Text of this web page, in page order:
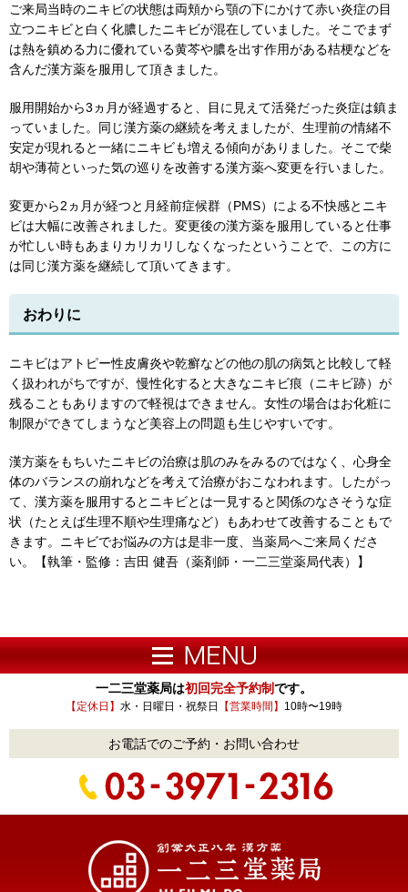
ご来局当時のニキビの状態は両頬から顎の下にかけて赤い炎症の目
立つニキビと白く化膿したニキビが混在していました。そこでまず
は熱を鎮める力に優れている黄芩や膿を出す作用がある桔梗などを
含んだ漢方薬を服用して頂きました。
服用開始から3ヵ月が経過すると、目に見えて活発だった炎症は鎮ま
っていました。同じ漢方薬の継続を考えましたが、生理前の情緒不
安定が現れると一緒にニキビも増える傾向がありました。そこで柴
胡や薄荷といった気の巡りを改善する漢方薬へ変更を行いました。
変更から2ヵ月が経つと月経前症候群（PMS）による不快感とニキ
ビは大幅に改善されました。変更後の漢方薬を服用していると仕事
が忙しい時もあまりカリカリしなくなったということで、この方に
は同じ漢方薬を継続して頂いてきます。
おわりに
ニキビはアトピー性皮膚炎や乾癬などの他の肌の病気と比較して軽
く扱われがちですが、慢性化すると大きなニキビ痕（ニキビ跡）が
残ることもありますので軽視はできません。女性の場合はお化粧に
制限ができてしまうなど美容上の問題も生じやすいです。
漢方薬をもちいたニキビの治療は肌のみをみるのではなく、心身全
体のバランスの崩れなどを考えて治療がおこなわれます。したがっ
て、漢方薬を服用するとニキビとは一見すると関係のなさそうな症
状（たとえば生理不順や生理痛など）もあわせて改善することもで
きます。ニキビでお悩みの方は是非一度、当薬局へご来局くださ
い。【執筆・監修：吉田 健吾（薬剤師・一二三堂薬局代表）】
一二三堂薬局は初回完全予約制です。
【定休日】 水・日曜日・祝祭日 【営業時間】 10時〜19時
お電話でのご予約・お問い合わせ